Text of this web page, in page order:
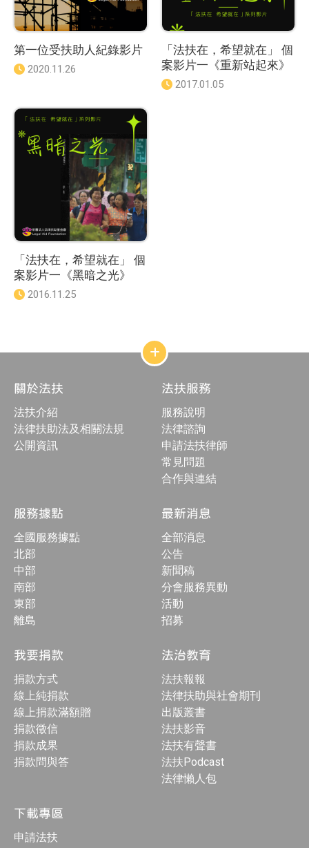
第一位受扶助人紀錄影片
發
期
：
2020.11.26
「法扶在，希望就在」 個
案影片一《重新站起來》
發
2017.01.05
「法扶在，希望就在」 個
案影片一《黑暗之光》
發
2016.11.25
網
站
結
構
合
按
鈕
關於法扶
法扶介紹
法律扶助法及相關法規
公開資訊
法扶服務
服務說明
法律諮詢
申請法扶律師
常見問題
合作與連結
服務據點
全國服務據點
北部
中部
南部
東部
離島
最新消息
全部消息
公告
新聞稿
分會服務異動
活動
招募
我要捐款
捐款方式
線上純捐款
線上捐款滿額贈
捐款徵信
捐款成果
捐款問與答
法治教育
法扶報報
法律扶助與社會期刊
出版叢書
法扶影音
法扶有聲書
法扶Podcast
法律懶人包
下載專區
申請法扶